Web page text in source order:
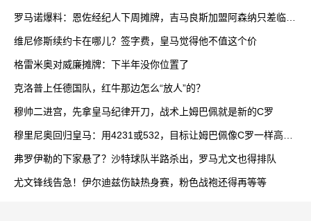
罗马诺爆料：恩佐经纪人下周摊牌，吉马良斯加盟阿森纳只差临门
维尼修斯续约卡在哪儿？签字费，皇马觉得他不值这个价
格雷米奥对威廉摊牌：下半年没你位置了
克洛普上任德国队，红牛那边怎么“放人”的？
穆帅二进宫，先拿皇马纪律开刀，战术上姆巴佩就是新的C罗
穆里尼奥回归皇马：用4231或532，目标让姆巴佩像C罗一样高
弗罗伊勒的下家悬了？沙特球队半路杀出，罗马尤文也得排队
尤文锋线告急！伊尔迪兹伤缺热身赛，粉色战袍还得再等等